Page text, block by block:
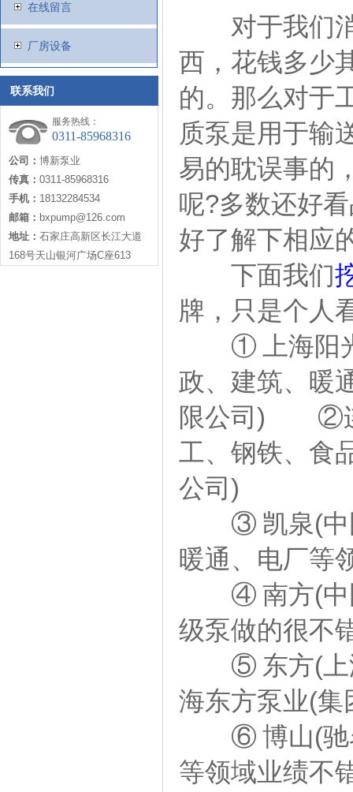
在线留言
厂房设备
联系我们
服务热线：
0311-85968316
公司： 博新泵业
传真： 0311-85968316
手机： 18132284534
邮箱： bxpump@126.com
地址： 石家庄高新区长江大道
168号天山银河广场C座613
对于我们消
西，花钱多少
的。那么对于
质泵是用于输
易的耽误事的
呢?多数还好
好了解下相应
下面我们
牌，只是个人
① 上海阳光
政、建筑、暖
限公司) ②连
工、钢铁、食
公司)
③ 凯泉(中国
暖通、电厂等
④ 南方(中国
级泵做的很不
⑤ 东方(上海
海东方泵业(集
⑥ 博山(驰名
等领域业绩不